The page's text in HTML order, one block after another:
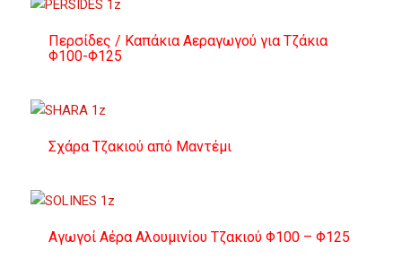
Περσίδες / Καπάκια Αεραγωγού για Τζάκια
Φ100-Φ125
Σχάρα Τζακιού από Μαντέμι
Αγωγοί Αέρα Αλουμινίου Τζακιού Φ100 – Φ125